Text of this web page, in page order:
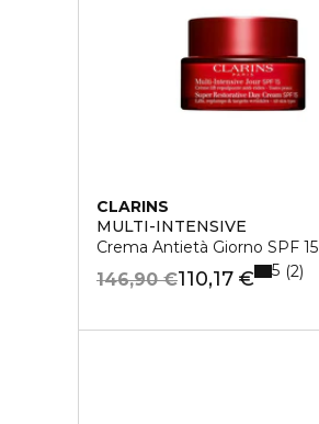
CLARINS
MULTI-INTENSIVE
Crema Antietà Giorno SPF 15
110,17 €
146,90 € 5 2